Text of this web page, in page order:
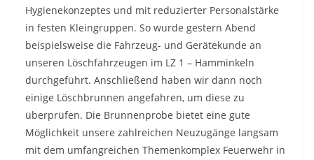
Hygienekonzeptes und mit reduzierter Personalstärke
in festen Kleingruppen. So wurde gestern Abend
beispielsweise die Fahrzeug- und Gerätekunde an
unseren Löschfahrzeugen im LZ 1 – Hamminkeln
durchgeführt. Anschließend haben wir dann noch
einige Löschbrunnen angefahren, um diese zu
überprüfen. Die Brunnenprobe bietet eine gute
Möglichkeit unsere zahlreichen Neuzugänge langsam
mit dem umfangreichen Themenkomplex Feuerwehr in